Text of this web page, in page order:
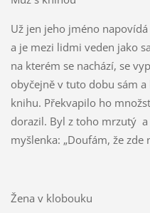
Už jen jeho jméno napovídá
a je mezi lidmi veden jako
na kterém se nachází, se
obyčejně v tuto dobu sám
knihu. Překvapilo ho
dorazil. Byl z toho mrzutý
myšlenka: „Doufám, že
Žena v klobouku